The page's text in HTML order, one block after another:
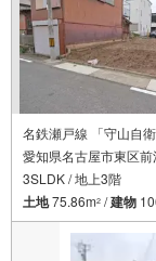
名鉄瀬戸線 「守山自
愛知県名古屋市東区前
3SLDK / 地上3階
土地75.86m2 /建物